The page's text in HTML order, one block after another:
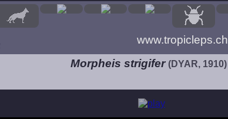
www.tropicleps.ch
Morpheis strigifer (DYAR, 1910)